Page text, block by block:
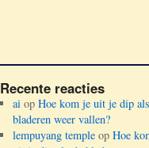
Recente reacties
aiop Hoe kom je uit je dip
bladeren weer vallen?
lempuyang templeop Hoe